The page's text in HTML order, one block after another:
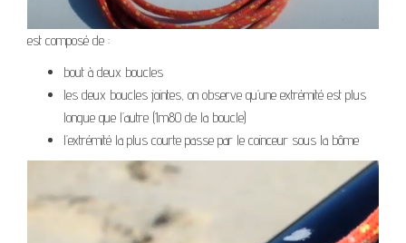
est composé de :
bout à deux boucles
les deux boucles jointes, on observe qu’une extrémité est plus
longue que l’autre (1m80 de la boucle)
l’extrémité la plus courte passe par le coinceur sous la bôme